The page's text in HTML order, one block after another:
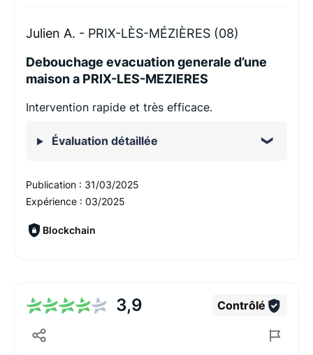
Julien A. - PRIX-LÈS-MÉZIÈRES (08)
Debouchage evacuation generale d’une
maison a PRIX-LES-MEZIERES
Intervention rapide et très efficace.
Évaluation détaillée
Publication : 31/03/2025
Expérience : 03/2025
Blockchain
3,9 Contrôlé